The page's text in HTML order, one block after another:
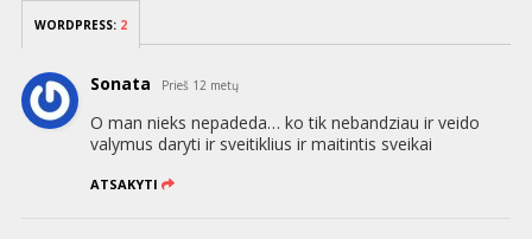
WORDPRESS: 2
Sonata Prieš 12 metų
O man nieks nepadeda… ko tik nebandziau ir veido
valymus daryti ir sveitiklius ir maitintis sveikai
ATSAKYTI